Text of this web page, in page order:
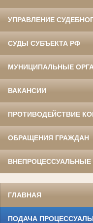
УПРАВЛЕНИЕ
СУДЫ СУБЪЕКТА РФ
МУНИЦИПАЛЬНЫЕ
ВАКАНСИИ
ПРОТИВОДЕЙСТВИЕ
ОБРАЩЕНИЯ ГРАЖДАН
ГЛАВНАЯ
ПОДАЧА